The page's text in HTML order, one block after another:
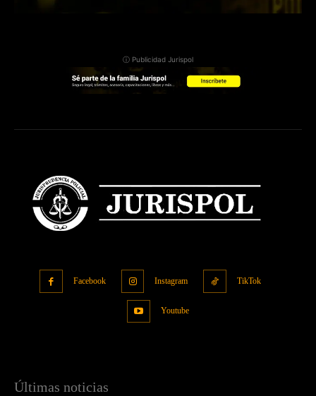
ⓘ Publicidad Jurispol
Facebook Instagram TikTok
Youtube
Últimas noticias